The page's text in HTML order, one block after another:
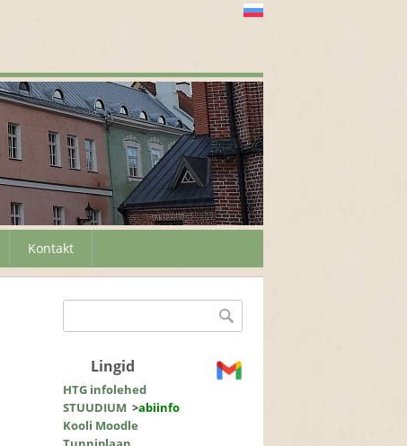
Kontakt
Otsinguvorm
Lingid
HTG infolehed
STUUDIUM >abiinfo
Kooli Moodle